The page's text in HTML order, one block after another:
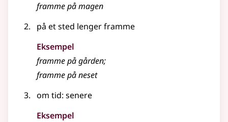
frammepå magen
på et sted lenger framme
Eksempel
frammepå gården;
frammepå neset
om tid: senere
Eksempel